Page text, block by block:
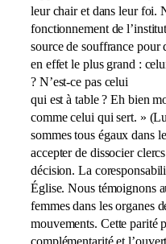
leur chair et dans leur foi.
fonctionnement de
source de souffrance pour
en effet le plus grand :
? N’est-ce pas celui
qui est à table ? Eh bien
comme celui qui sert. »
sommes tous égaux dans
accepter de dissocier
décision. La
Église. Nous témoignons
femmes dans les organes
mouvements. Cette parité